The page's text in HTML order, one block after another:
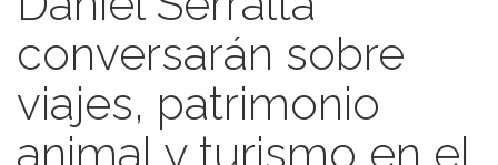
conversarán sobre
viajes, patrimonio
animal y turismo en el